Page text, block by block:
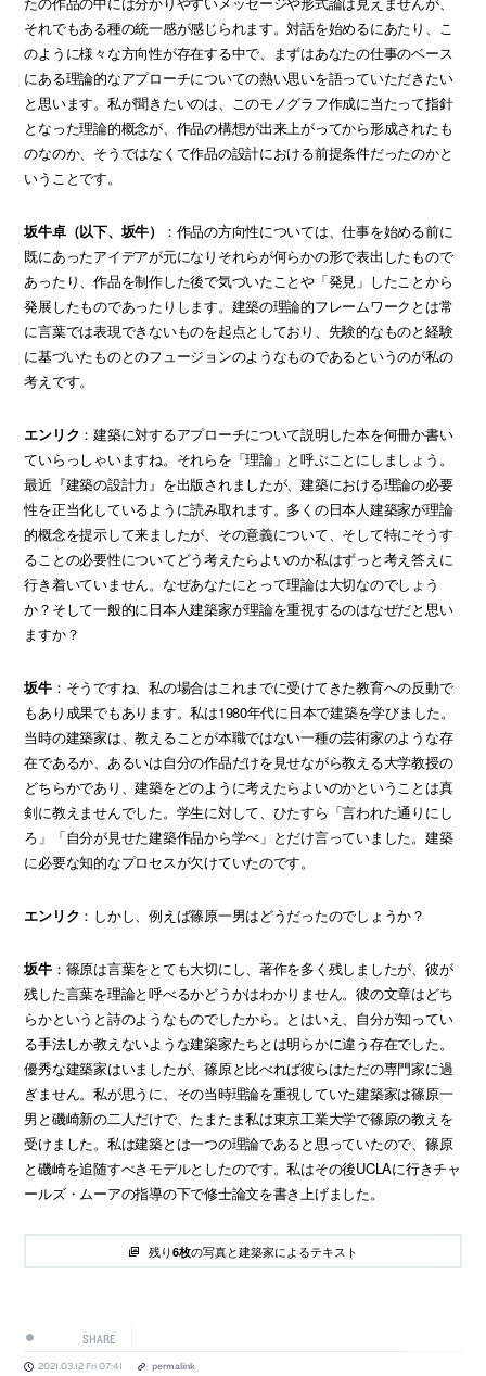
それでもある種の統一感が感じられます。対話を始めるにあたり、こ
のように様々な方向性が存在する中で、まずはあなたの仕事のベース
にある理論的なアプローチについての熱い思いを語っていただきたい
と思います。私が聞きたいのは、このモノグラフ作成に当たって指針
となった理論的概念が、作品の構想が出来上がってから形成されたも
のなのか、そうではなくて作品の設計における前提条件だったのかと
いうことです。
坂牛卓（以下、坂牛）
：作品の方向性については、仕事を始める前に
既にあったアイデアが元になりそれらが何らかの形で表出したもので
あったり、作品を制作した後で気づいたことや「発見」したことから
発展したものであったりします。建築の理論的フレームワークとは常
に言葉では表現できないものを起点としており、先験的なものと経験
に基づいたものとのフュージョンのようなものであるというのが私の
考えです。
エンリク ：建築に対するアプローチについて説明した本を何冊か書い
ていらっしゃいますね。それらを「理論」と呼ぶことにしましょう。
最近『建築の設計力』を出版されましたが、建築における理論の必要
性を正当化しているように読み取れます。多くの日本人建築家が理論
的概念を提示して来ましたが、その意義について、そして特にそうす
ることの必要性についてどう考えたらよいのか私はずっと考え答えに
行き着いていません。なぜあなたにとって理論は大切なのでしょう
か？そして一般的に日本人建築家が理論を重視するのはなぜだと思い
ますか？
坂牛：そうですね、私の場合はこれまでに受けてきた教育への反動で
もあり成果でもあります。私は1980年代に日本で建築を学びました。
当時の建築家は、教えることが本職ではない一種の芸術家のような存
在であるか、あるいは自分の作品だけを見せながら教える大学教授の
どちらかであり、建築をどのように考えたらよいのかということは真
剣に教えませんでした。学生に対して、ひたすら「言われた通りにし
ろ」「自分が見せた建築作品から学べ」とだけ言っていました。建築
に必要な知的なプロセスが欠けていたのです。
エンリク ：しかし、例えば篠原一男はどうだったのでしょうか？
坂牛：篠原は言葉をとても大切にし、著作を多く残しましたが、彼が
残した言葉を理論と呼べるかどうかはわかりません。彼の文章はどち
らかというと詩のようなものでしたから。とはいえ、自分が知ってい
る手法しか教えないような建築家たちとは明らかに違う存在でした。
優秀な建築家はいましたが、篠原と比べれば彼らはただの専門家に過
ぎません。私が思うに、その当時理論を重視していた建築家は篠原一
男と磯崎新の二人だけで、たまたま私は東京工業大学で篠原の教えを
受けました。私は建築とは一つの理論であると思っていたので、篠原
と磯崎を追随すべきモデルとしたのです。私はその後UCLAに行きチャ
ールズ・ムーアの指導の下で修士論文を書き上げました。
残り6枚の写真と建築家によるテキスト
SHARE
2021.03.12 Fri 07:41 permalink